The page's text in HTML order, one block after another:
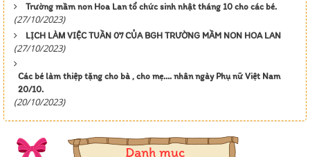
Trường mầm non Hoa Lan tổ chức sinh nhật tháng 10 cho các bé.
(27/10/2023)
LỊCH LÀM VIỆC TUẦN 07 CỦA BGH TRƯỜNG MẦM NON HOA LAN
(27/10/2023)
Các bé làm thiệp tặng cho bà , cho mẹ…. nhân ngày Phụ nữ Việt Nam
20/10.
(20/10/2023)
Danh mục